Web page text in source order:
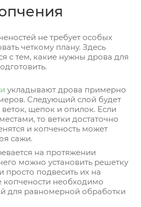
не требует особых
четкому плану. Здесь
с тем, какие нужны дрова для
укладывают дрова примерно
Следующий слой будет
щепок и опилок. Если
то ветки достаточно
и копченость может
сажи.
на протяжении
можно установить решетку
просто подвесить их на
копчености необходимо
для равномерной обработки